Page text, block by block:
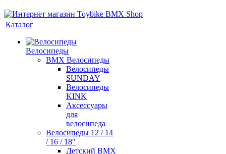
Каталог
Велосипеды
BMX Велосипеды
Велосипеды
SUNDAY
Велосипеды
KINK
Аксессуары
для
велосипеда
Велосипеды 12 / 14
/ 16 / 18"
Детский BMX